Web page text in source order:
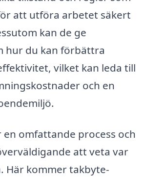
att utföra arbetet säkert
kan de ge
hur du kan förbättra
vilket kan leda till
och en
omfattande process och
att veta var
Här kommer takbyte-